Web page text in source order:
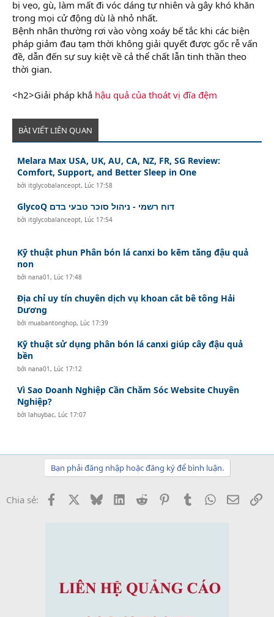
bị vẹo, gù, làm mất đi vóc dáng tự nhiên và gây khó khăn
trong mọi cử động dù là nhỏ nhất.
Bệnh nhân thường rơi vào vòng xoáy bế tắc khi các biện
pháp giảm đau tạm thời không giải quyết được gốc rễ vấn
đề, dẫn đến sự suy kiệt về cả thể chất lẫn tinh thần theo
thời gian.
<h2>Giải pháp khắ hậu quả của thoát vị đĩa đệm
BÀI VIẾT LIÊN QUAN
Melara Max USA, UK, AU, CA, NZ, FR, SG Review:
Comfort, Support, and Better Sleep in One
bởiitglycobalanceopt, Lúc 17:58
GlycoQ דוח רשמי - ניהול סוכר טבעי בדם
bởiitglycobalanceopt, Lúc 17:54
Kỹ thuật phun Phân bón lá canxi bo kẽm tăng đậu quả
non
bởinana01 , Lúc 17:48
Địa chỉ uy tín chuyên dịch vụ khoan cắt bê tông Hải
Dương
bởimuabantonghop, Lúc 17:39
Kỹ thuật sử dụng phân bón lá canxi giúp cây đậu quả
bền
bởinana01 , Lúc 17:12
Vì Sao Doanh Nghiệp Cần Chăm Sóc Website Chuyên
Nghiệp?
bởilahuybac, Lúc 17:07
Bạn phải đăng nhập hoặc đăng ký để bình luận.
Chia sẻ: Facebook BlueskyLinkedInReddit PinterestTumblrWhatsApp
Email